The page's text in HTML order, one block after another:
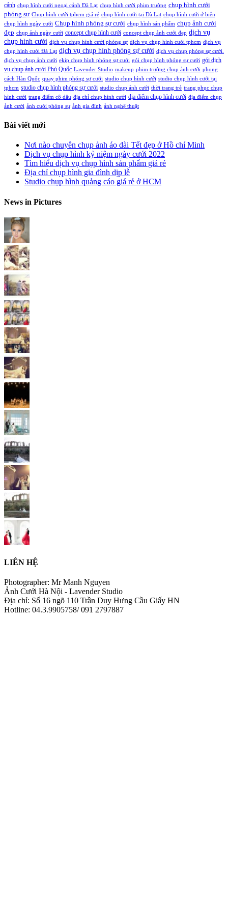
cảnh chụp hình cưới ngoại cảnh Đà Lạt chụp hình cưới phim trường chụp hình cưới
phóng sự Chụp hình cưới tphcm giá rẻ chụp hình cưới tại Đà Lạt chụp hình cưới ở biển
chụp hình ngày cưới Chụp hình phóng sự cưới chụp hình sản phẩm chụp ảnh cưới
đẹp chụp ảnh ngày cưới concept chụp hình cưới concept chụp ảnh cưới đẹp dịch vụ
chụp hình cưới dịch vụ chụp hình cưới phóng sự dịch vụ chụp hình cưới tphcm dịch vụ
chụp hình cưới Đà Lạt dịch vụ chụp hình phóng sự cưới dịch vụ chụp phóng sự cưới.
dịch vụ chụp ảnh cưới ekip chụp hình phóng sự cưới gói chụp hình phóng sự cưới gói dịch
vụ chụp ảnh cưới Phú Quốc Lavender Studio makeup phim trường chụp ảnh cưới phong
cách Hàn Quốc quay phim phóng sự cưới studio chụp hình cưới studio chụp hình cưới tại
tphcm studio chụp hình phóng sự cưới studio chụp ảnh cưới thời trang trẻ trang phục chụp
hình cưới trang điểm cô dâu địa chỉ chụp hình cưới địa điểm chụp hình cưới địa điểm chụp
ảnh cưới ảnh cưới phóng sự ảnh gia đình ảnh nghệ thuật
Bài viết mới
Nơi nào chuyên chụp ảnh áo dài Tết đẹp ở Hồ chí Minh
Dịch vụ chụp hình kỷ niệm ngày cưới 2022
Tìm hiểu dịch vụ chụp hình sản phẩm giá rẻ
Địa chỉ chụp hình gia đình dịp lễ
Studio chụp hình quảng cáo giá rẻ ở HCM
News in Pictures
LIÊN HỆ
Photographer: Mr Manh Nguyen
Ảnh Cưới Hà Nội - Lavender Studio
Địa chỉ: Số 16 ngõ 110 Trần Duy Hưng Cầu Giấy HN
Hotline: 04.3.9905758/ 091 2797887